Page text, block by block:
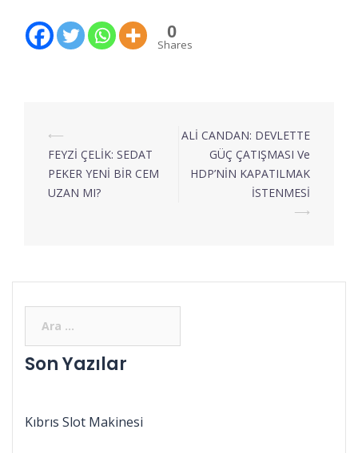
0
Shares
⟵
FEYZİ ÇELİK: SEDAT
PEKER YENİ BİR CEM
UZAN MI?
ALİ CANDAN: DEVLETTE
GÜÇ ÇATIŞMASI Ve
HDP’NİN KAPATILMAK
İSTENMESİ
⟶
Son Yazılar
Kıbrıs Slot Makinesi